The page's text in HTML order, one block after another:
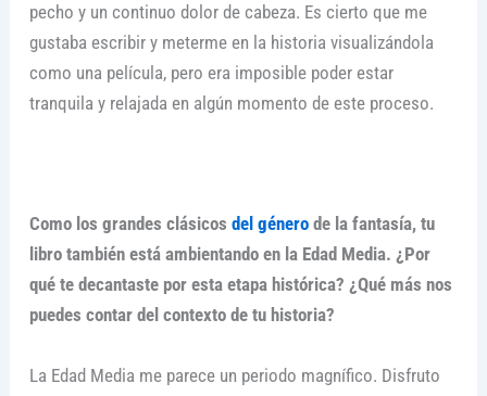
pecho y un continuo dolor de cabeza. Es cierto que me
gustaba escribir y meterme en la historia visualizándola
como una película, pero era imposible poder estar
tranquila y relajada en algún momento de este proceso.
Como los grandes clásicos del génerode la fantasía, tu
libro también está ambientando en la Edad Media. ¿Por
qué te decantaste por esta etapa histórica? ¿Qué más nos
puedes contar del contexto de tu historia?
La Edad Media me parece un periodo magnífico. Disfruto